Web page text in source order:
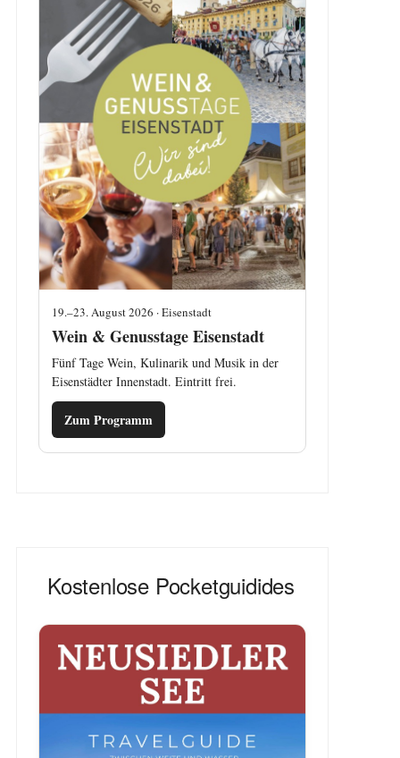
19.–23. August 2026 · Eisenstadt
Wein & Genusstage Eisenstadt
Fünf Tage Wein, Kulinarik und Musik in der
Eisenstädter Innenstadt. Eintritt frei.
Zum Programm
Kostenlose Pocketguidides